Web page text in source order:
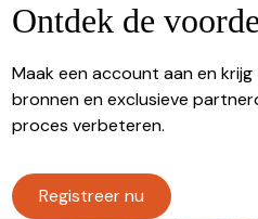
Ontdek de
Maak een account aan en
bronnen en exclusieve
proces verbeteren.
Registreer nu